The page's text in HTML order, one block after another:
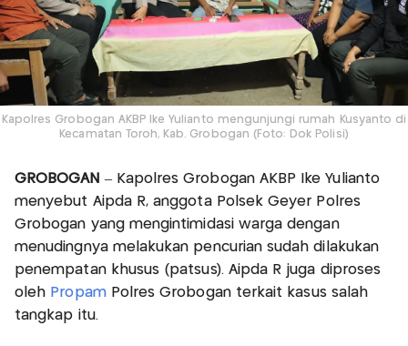
Kapolres Grobogan AKBP Ike Yulianto mengunjungi rumah Kusyanto di
Kecamatan Toroh, Kab. Grobogan (Foto: Dok Polisi)
GROBOGAN– Kapolres Grobogan AKBP Ike Yulianto
menyebut Aipda R, anggota Polsek Geyer Polres
Grobogan yang mengintimidasi warga dengan
menudingnya melakukan pencurian sudah dilakukan
penempatan khusus (patsus). Aipda R juga diproses
oleh PropamPolres Grobogan terkait kasus salah
tangkap itu.